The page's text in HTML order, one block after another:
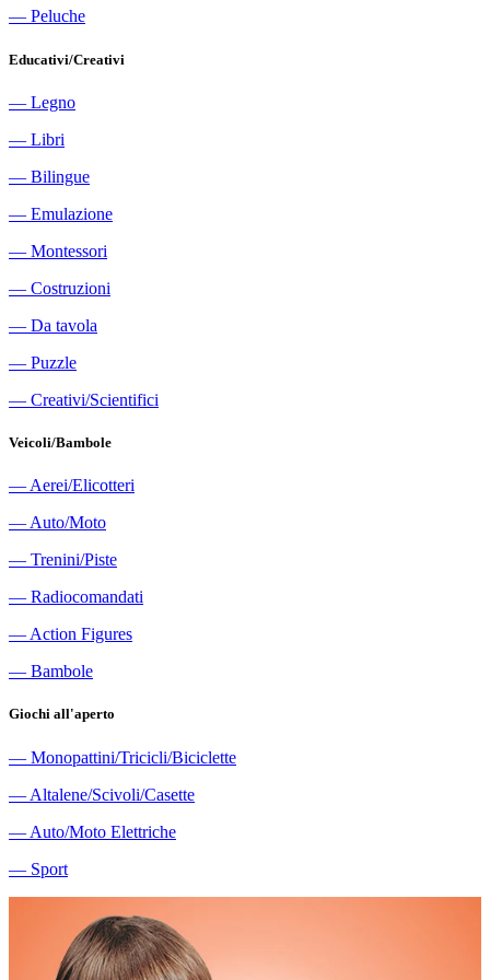
― Peluche
Educativi/Creativi
― Legno
― Libri
― Bilingue
― Emulazione
― Montessori
― Costruzioni
― Da tavola
― Puzzle
― Creativi/Scientifici
Veicoli/Bambole
― Aerei/Elicotteri
― Auto/Moto
― Trenini/Piste
― Radiocomandati
― Action Figures
― Bambole
Giochi all'aperto
― Monopattini/Tricicli/Biciclette
― Altalene/Scivoli/Casette
― Auto/Moto Elettriche
― Sport